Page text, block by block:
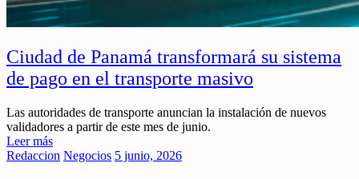
Ciudad de Panamá transformará su sistema
de pago en el transporte masivo
Las autoridades de transporte anuncian la instalación de nuevos
validadores a partir de este mes de junio.
Leer más
Redaccion Negocios 5 junio, 2026